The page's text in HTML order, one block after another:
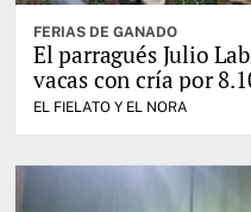
FERIAS DE GANADO
El parragués Julio
vacas con cría por
EL FIELATO Y EL NORA